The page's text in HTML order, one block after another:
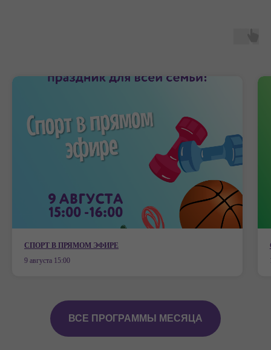
СПОРТ В ПРЯМОМ ЭФИРЕ
9 августа 15:00
ВСЕ ПРОГРАММЫ МЕСЯЦА